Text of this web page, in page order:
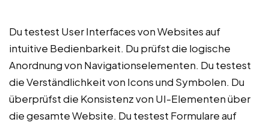
Du testest User Interfaces von Websites auf
intuitive Bedienbarkeit. Du prüfst die logische
Anordnung von Navigationselementen. Du testest
die Verständlichkeit von Icons und Symbolen. Du
überprüfst die Konsistenz von UI-Elementen über
die gesamte Website. Du testest Formulare auf